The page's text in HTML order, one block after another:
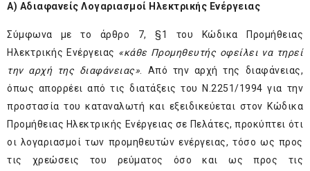
Α) Αδιαφανείς Λογαριασμοί Ηλεκτρικής Ενέργειας
Σύμφωνα με το άρθρο 7, §1 του Κώδικα Προμήθειας
Ηλεκτρικής Ενέργειας «κάθε Προμηθευτής οφείλει να τηρεί
την αρχή της διαφάνειας». Από την αρχή της διαφάνειας,
όπως απορρέει από τις διατάξεις του Ν.2251/1994 για την
προστασία του καταναλωτή και εξειδικεύεται στον Κώδικα
Προμήθειας Ηλεκτρικής Ενέργειας σε Πελάτες, προκύπτει ότι
οι λογαριασμοί των προμηθευτών ενέργειας, τόσο ως προς
τις χρεώσεις του ρεύματος όσο και ως προς τις